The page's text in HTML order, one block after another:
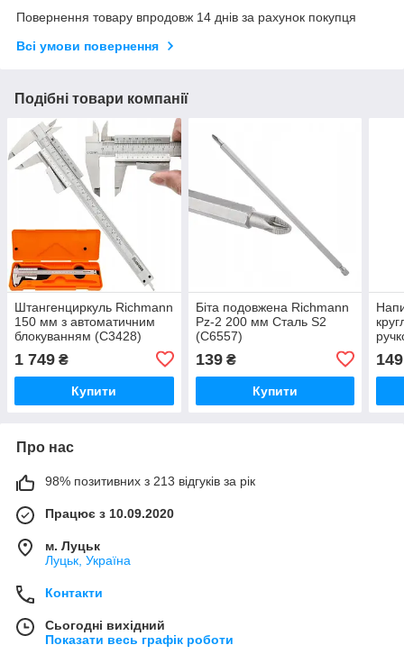
Повернення товару впродовж 14 днів за рахунок покупця
Всі умови повернення
Подібні товари компанії
Штангенциркуль Richmann
150 мм з автоматичним
блокуванням (C3428)
1 749 ₴
Купити
Біта подовжена Richmann
Pz-2 200 мм Cталь S2
(C6557)
139₴
Купити
149
Про нас
98% позитивних з 213 відгуків за рік
Працює з 10.09.2020
м. Луцьк
Луцьк, Україна
Контакти
Сьогодні вихідний
Показати весь графік роботи